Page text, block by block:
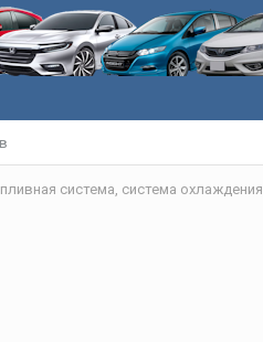
система, система охлаждения